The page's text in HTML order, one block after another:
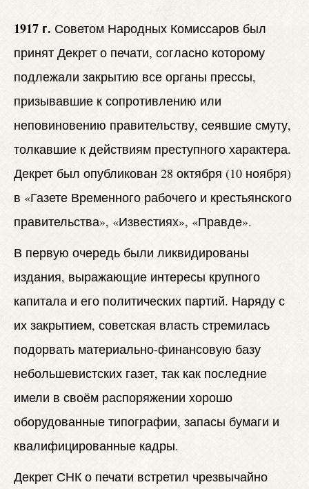
1917 г. Советом Народных Комиссаров был
принят Декрет о печати, согласно которому
подлежали закрытию все органы прессы,
призывавшие к сопротивлению или
неповиновению правительству, сеявшие смуту,
толкавшие к действиям преступного характера.
Декрет был опубликован 28 октября (10 ноября)
в «Газете Временного рабочего и крестьянского
правительства», «Известиях», «Правде».
В первую очередь были ликвидированы
издания, выражающие интересы крупного
капитала и его политических партий. Наряду с
их закрытием, советская власть стремилась
подорвать материально-финансовую базу
небольшевистских газет, так как последние
имели в своём распоряжении хорошо
оборудованные типографии, запасы бумаги и
квалифицированные кадры.
Декрет СНК о печати встретил чрезвычайно